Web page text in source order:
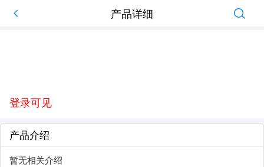
产品详细
登录可见
产品介绍
暂无相关介绍